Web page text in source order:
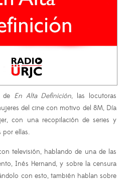
de En Alta Definición, las locutoras
del cine con motivo del 8M, Día
con una recopilación de series y
por ellas.
televisión, hablando de una de las
Inés Hernand, y sobre la censura
con esto, también hablan sobre